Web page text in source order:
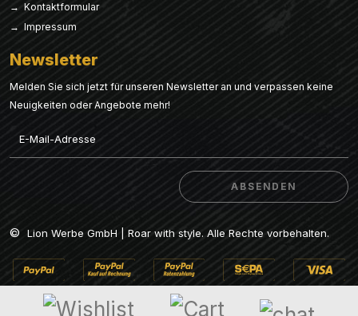
→ Kontaktformular
→ Impressum
Newsletter
Melden Sie sich jetzt für unseren Newsletter an und verpassen keine
Neuigkeiten oder Angebote mehr!
ABSENDEN
ABSENDEN
© Lion Werbe GmbH | Roar with style. Alle Rechte vorbehalten.